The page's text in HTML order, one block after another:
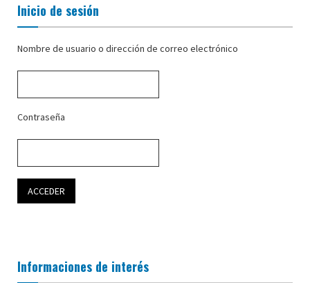
Inicio de sesión
Nombre de usuario o dirección de correo electrónico
Contraseña
Informaciones de interés